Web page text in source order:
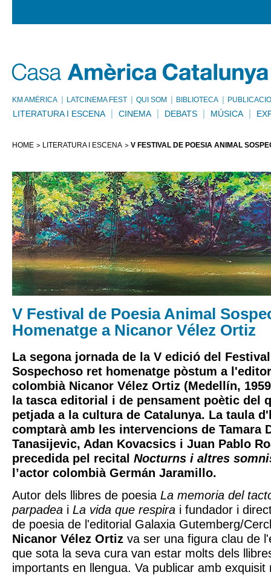
KM AMÈRICA LATCINEMA FEST QUI SOM BIBLIOTECA
LITERATURA I ESCENA CINEMA DEBATS MÚSICA
HOME LITERATURA I ESCENA V FESTIVAL DE POESIA ANIMAL
V Festival de Poesia Animal
Homenatge a Nicanor Vélez Ortiz
La segona jornada de la V edició del
Sospechoso ret homenatge pòstum a
colombià Nicanor Vélez Ortiz (Medellín,
la tasca editorial i de pensament poètic del
petjada a la cultura de Catalunya. La taula
comptarà amb les intervencions de Tamara
Tanasijevic, Adan Kovacsics i Juan Pablo
precedida pel recital Nocturns i altres
l’actor colombiàGermán Jaramillo.
Autor dels llibres de poesia La memoria del
parpadea i La vida que respira i fundador i
de poesia de l'editorial Galaxia Gutemberg/
Nicanor Vélez Ortiz va ser una figura clau de
que sota la seva cura van estar molts dels
importants en llengua. Va publicar amb exquisit